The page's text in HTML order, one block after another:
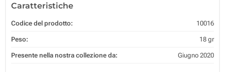
Caratteristiche
Codice del prodotto: 10016
Peso: 18 gr
Presente nella nostra collezione da: Giugno 2020